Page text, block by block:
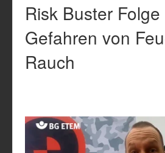
Risk Buster Folge
Gefahren von
Rauch